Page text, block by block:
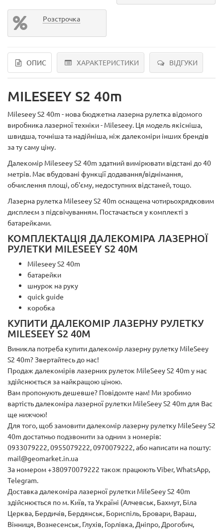
Розстрочка
ОПИС ХАРАКТЕРИСТИКИ ВІДГУКИ
MILESEEY S2 40m
Mileseey S2 40m - нова бюджетна лазерна рулетка відомого
виробника лазерної техніки - Mileseey. Ця модель якісніша,
швидша, точніша та надійніша, ніж далекоміри інших брендів
за ту саму ціну.
Далекомір Mileseey S2 40m здатний вимірювати відстані до 40
метрів. Має вбудовані функції додавання/віднімання,
обчислення площі, об'єму, недоступних відстаней, тощо.
Лазерна рулетка Mileseey S2 40m оснащена чотирьохрядковим
дисплеєм з підсвічуванням. Постачається у комплекті з
батарейками.
КОМПЛЕКТАЦІЯ ДАЛЕКОМІРА ЛАЗЕРНОЇ
РУЛЕТКИ MILESEEY S2 40M
Mileseey S2 40m
батарейки
шнурок на руку
quick guide
коробка
КУПИТИ ДАЛЕКОМІР ЛАЗЕРНУ РУЛЕТКУ
MILESEEY S2 40M
Виникла потреба купити далекомір лазерну рулетку MileSeey
S2 40m? Звертайтесь до нас!
Продаж далекомірів лазерних рулеток MileSeey S2 40m у нас
здійснюється за найкращою ціною.
Вам пропонують дешевше? Повідомте нам! Ми зробимо
вартість далекоміра лазерної рулетки MileSeey S2 40m для Вас
ще нижчою!
Для того, щоб замовити далекомір лазерну рулетку MileSeey S2
40m достатньо подзвонити за одним з номерів:
0933079222, 0955079222, 0970079222, або написати на пошту:
mail@geomarket.in.ua
За номером +380970079222 також працюють Viber, WhatsApp,
Telegram.
Доставка далекоміра лазерної рулетки MileSeey S2 40m
здійснюється по м. Київ, та Україні (Алчевськ, Бахмут, Біла
Церква, Бердичів, Бердянськ, Бориспіль, Бровари, Вараш,
Вінниця, Вознесенськ, Глухів, Горлівка, Дніпро, Дрогобич,